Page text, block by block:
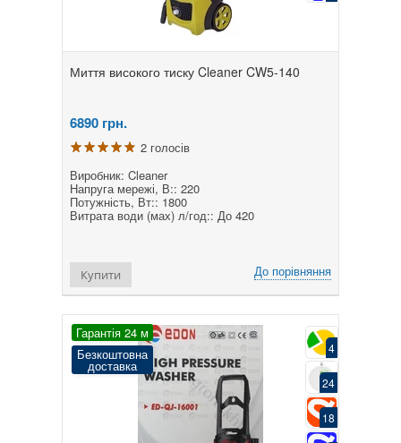
Миття високого тиску Cleaner CW5-140
6890 грн.
2 голосів
Виробник: Cleaner
Напруга мережі, В:: 220
Потужність, Вт:: 1800
Витрата води (мах) л/год:: До 420
До порівняння
Купити
Гарантія 24 м
Безкоштовна
доставка
4
24
18